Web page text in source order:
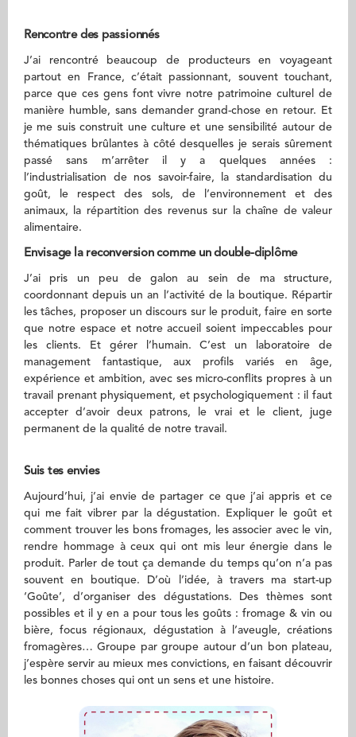
Rencontre des passionnés
J’ai rencontré beaucoup de producteurs en voyageant
partout en France, c’était passionnant, souvent touchant,
parce que ces gens font vivre notre patrimoine culturel de
manière humble, sans demander grand-chose en retour. Et
je me suis construit une culture et une sensibilité autour de
thématiques brûlantes à côté desquelles je serais sûrement
passé sans m’arrêter il y a quelques années :
l’industrialisation de nos savoir-faire, la standardisation du
goût, le respect des sols, de l’environnement et des
animaux, la répartition des revenus sur la chaîne de valeur
alimentaire.
Envisage la reconversion comme un double-diplôme
J’ai pris un peu de galon au sein de ma structure,
coordonnant depuis un an l’activité de la boutique. Répartir
les tâches, proposer un discours sur le produit, faire en sorte
que notre espace et notre accueil soient impeccables pour
les clients. Et gérer l’humain. C’est un laboratoire de
management fantastique, aux profils variés en âge,
expérience et ambition, avec ses micro-conflits propres à un
travail prenant physiquement, et psychologiquement : il faut
accepter d’avoir deux patrons, le vrai et le client, juge
permanent de la qualité de notre travail.
Suis tes envies
Aujourd’hui, j’ai envie de partager ce que j’ai appris et ce
qui me fait vibrer par la dégustation. Expliquer le goût et
comment trouver les bons fromages, les associer avec le vin,
rendre hommage à ceux qui ont mis leur énergie dans le
produit. Parler de tout ça demande du temps qu’on n’a pas
souvent en boutique. D’où l’idée, à travers ma start-up
‘Goûte’, d’organiser des dégustations. Des thèmes sont
possibles et il y en a pour tous les goûts : fromage & vin ou
bière, focus régionaux, dégustation à l’aveugle, créations
fromagères… Groupe par groupe autour d’un bon plateau,
j’espère servir au mieux mes convictions, en faisant découvrir
les bonnes choses qui ont un sens et une histoire.